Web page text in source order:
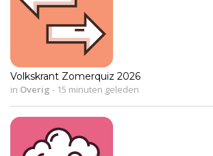
Volkskrant Zomerquiz 2026
in Overig - 15 minuten geleden